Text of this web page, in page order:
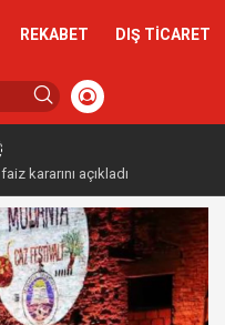
REKABET DIŞ TİCARET
başladı